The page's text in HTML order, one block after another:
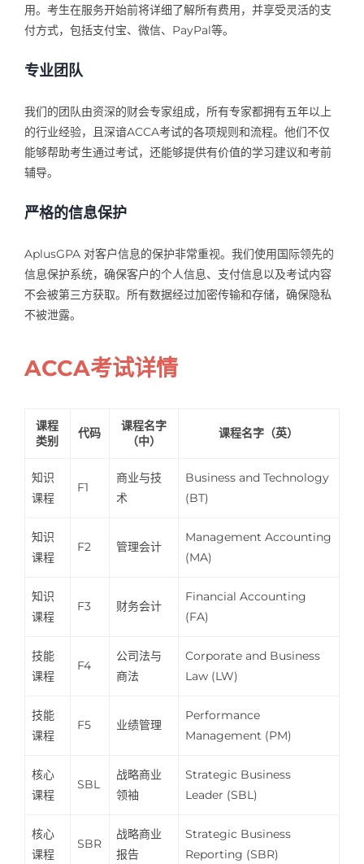
用。考生在服务开始前将详细了解所有费用，并享受灵活的支
付方式，包括支付宝、微信、PayPal等。
专业团队
我们的团队由资深的财会专家组成，所有专家都拥有五年以上
的行业经验，且深谙ACCA考试的各项规则和流程。他们不仅
能够帮助考生通过考试，还能够提供有价值的学习建议和考前
辅导。
严格的信息保护
AplusGPA 对客户信息的保护非常重视。我们使用国际领先的
信息保护系统，确保客户的个人信息、支付信息以及考试内容
不会被第三方获取。所有数据经过加密传输和存储，确保隐私
不被泄露。
ACCA考试详情
课程
类别
代码
课程名字
（中）
课程名字（英）
知识
课程
F1
商业与技
术
Business and Technology
(BT)
知识
课程
F2 管理会计
Management Accounting
(MA)
知识
课程
F3 财务会计
Financial Accounting
(FA)
技能
课程
F4
公司法与
商法
Corporate and Business
Law (LW)
技能
课程
F5 业绩管理
Performance
Management (PM)
核心
课程
SBL
战略商业
领袖
Strategic Business
Leader (SBL)
核心
课程
SBR
战略商业
报告
Strategic Business
Reporting (SBR)